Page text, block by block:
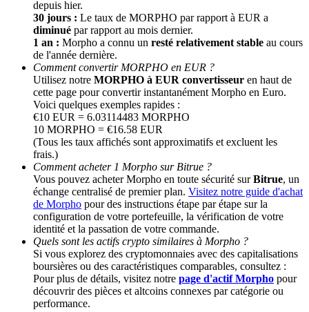
Invitez un ami pour recevoir des récompenses en espèces
Deposit CASHCAT & Win
Deposit CASHCAT & Win
Share 500000 CASHCAT prize pool
Exclusive for BitMart Users
Register & Trade to Win 500,000 USDT
depuis hier.
30 jours : Le taux de MORPHO par rapport à EUR a
diminué par rapport au mois dernier.
1 an : Morpho a connu un resté relativement stable au cours
de l'année dernière.
Comment convertir MORPHO en EUR ?
Utilisez notre MORPHO à EUR convertisseur en haut de
cette page pour convertir instantanément Morpho en Euro.
Voici quelques exemples rapides :
€10 EUR = 6.03114483 MORPHO
10 MORPHO = €16.58 EUR
(Tous les taux affichés sont approximatifs et excluent les
frais.)
Comment acheter 1 Morpho sur Bitrue ?
Vous pouvez acheter Morpho en toute sécurité surBitrue, un
échange centralisé de premier plan. Visitez notre guide d'achat
de Morpho pour des instructions étape par étape sur la
configuration de votre portefeuille, la vérification de votre
identité et la passation de votre commande.
Quels sont les actifs crypto similaires à Morpho ?
Si vous explorez des cryptomonnaies avec des capitalisations
boursières ou des caractéristiques comparables, consultez :
Pour plus de détails, visitez notre page d'actif Morpho pour
découvrir des pièces et altcoins connexes par catégorie ou
performance.